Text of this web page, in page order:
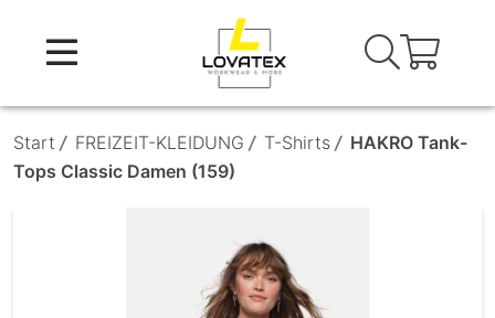
content
Start / FREIZEIT-KLEIDUNG / T-Shirts / HAKRO Tank-
Tops Classic Damen (159)